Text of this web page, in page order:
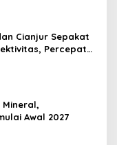
Cianjur Sepakat
Percepat
Mineral,
Awal 2027